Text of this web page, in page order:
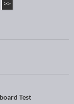
>>
Test